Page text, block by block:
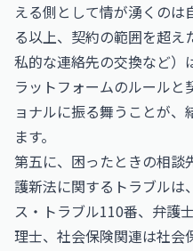
える側として情が湧くのは
る以上、契約の範囲を超え
私的な連絡先の交換など）
ラットフォームのルール
ョナルに振る舞うことが、
ます。
第五に、困ったときの相談
護新法に関するトラブルは
ス・トラブル110番、弁護
理士、社会保険関連は社会